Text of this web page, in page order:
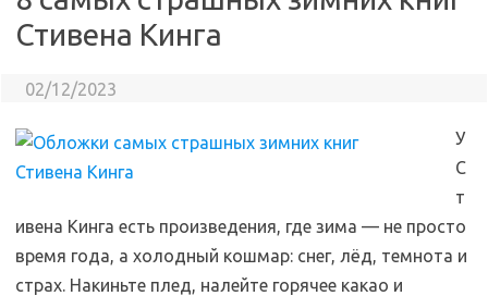
Стивена Кинга
02/12/2023
У
С
т
ивена Кинга есть произведения, где зима — не просто
время года, а холодный кошмар: снег, лёд, темнота и
страх. Накиньте плед, налейте горячее какао и